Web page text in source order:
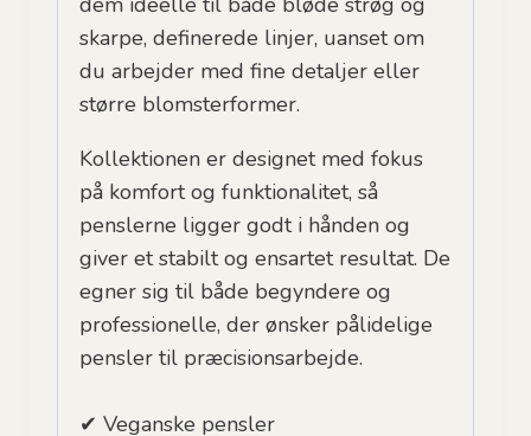
skarpe, definerede linjer, uanset om
du arbejder med fine detaljer eller
større blomsterformer.
Kollektionen er designet med fokus
på komfort og funktionalitet, så
penslerne ligger godt i hånden og
giver et stabilt og ensartet resultat. De
egner sig til både begyndere og
professionelle, der ønsker pålidelige
pensler til præcisionsarbejde.
✔ Veganske pensler